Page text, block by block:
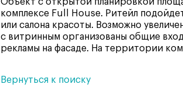
комплексе Full House. Ритейл
или салона красоты. Возможно
с витринным организованы общие
рекламы на фасаде. На территории
Вернуться к поиску